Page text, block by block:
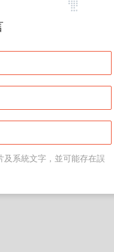
系統文字，並可能存在誤